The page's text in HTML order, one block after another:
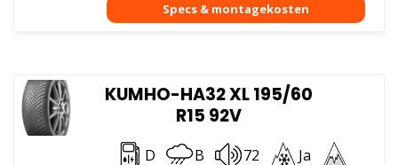
KUMHO-HA32 XL 195/60
R15 92V
D B 72 Ja